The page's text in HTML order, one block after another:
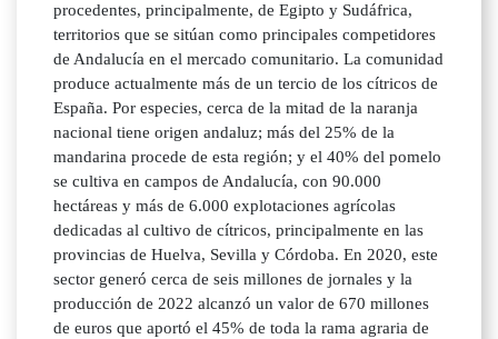
procedentes, principalmente, de Egipto y Sudáfrica,
territorios que se sitúan como principales competidores
de Andalucía en el mercado comunitario. La comunidad
produce actualmente más de un tercio de los cítricos de
España. Por especies, cerca de la mitad de la naranja
nacional tiene origen andaluz; más del 25% de la
mandarina procede de esta región; y el 40% del pomelo
se cultiva en campos de Andalucía, con 90.000
hectáreas y más de 6.000 explotaciones agrícolas
dedicadas al cultivo de cítricos, principalmente en las
provincias de Huelva, Sevilla y Córdoba. En 2020, este
sector generó cerca de seis millones de jornales y la
producción de 2022 alcanzó un valor de 670 millones
de euros que aportó el 45% de toda la rama agraria de